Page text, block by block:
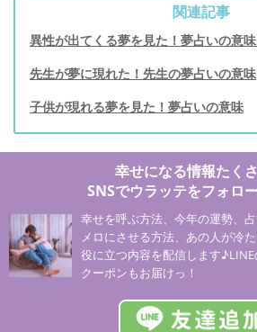
関連記事
異性が出てくる夢を見た！夢占いの意味
先生が夢に現れた！先生の夢占いの意味
子供が現れる夢を見た！夢占いの意味
幸せになる情報たく
SNSでウラッテをフォロ
幸せを呼ぶ方法、今年の運勢、
メロにさせる方法、あの人が冷
役に立つ内容を配信します
クーポンもお届けっ！